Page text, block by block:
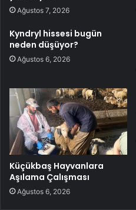
Ağustos 7, 2026
Kyndryl hissesi bugün
neden düşüyor?
Ağustos 6, 2026
Küçükbaş Hayvanlara
Aşılama Çalışması
Ağustos 6, 2026